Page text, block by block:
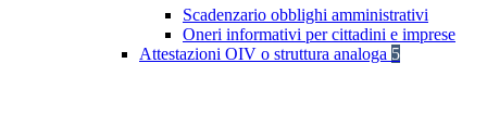
Scadenzario obblighi amministrativi
Oneri informativi per cittadini e imprese
Attestazioni OIV o struttura analoga 5